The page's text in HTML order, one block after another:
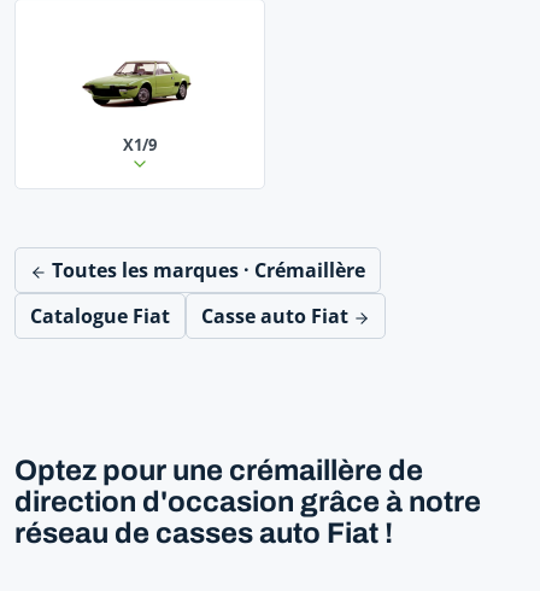
X1/9
Toutes les marques · Crémaillère
Catalogue Fiat
Casse auto Fiat
Optez pour une crémaillère de
direction d'occasion grâce à notre
réseau de casses auto Fiat !